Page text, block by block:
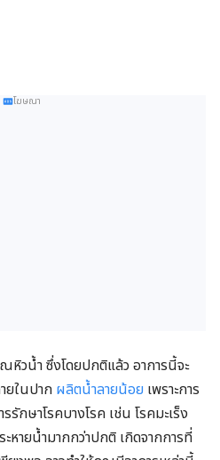
โฆษณา
หิวน้ำ ซึ่งโดยปกติแล้ว อาการนี้จะ
ยในปาก ผลิตน้ำลายน้อย เพราะการ
รักษาโรคบางโรค เช่น โรคมะเร็ง
ายน้ำมากกว่าปกติ เกิดจากการที่